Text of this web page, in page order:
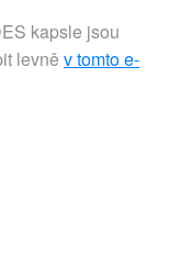
kapsle jsou
levně v tomto e-